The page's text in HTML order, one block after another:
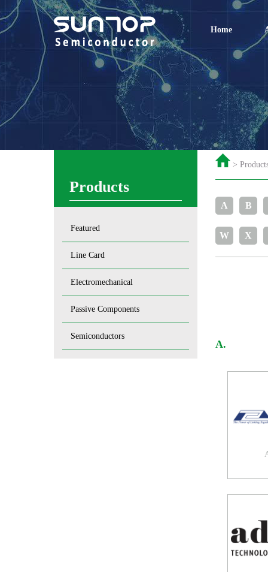
Home
Products
Featured
Line Card
Electromechanical
Passive Components
Semiconductors
>
A B
W X
A.